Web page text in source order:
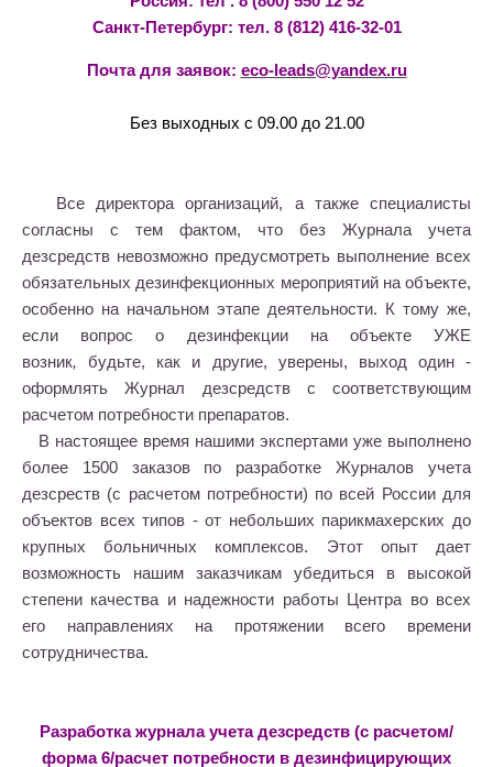
Санкт-Петербург: тел. 8 (812) 416-32-01
Почта для заявок: eco-leads@yandex.ru
Без выходных с 09.00 до 21.00
Все директора организаций, а также специалисты
согласны с тем фактом, что без Журнала учета
дезсредств невозможно предусмотреть выполнение всех
обязательных дезинфекционных мероприятий на объекте,
особенно на начальном этапе деятельности. К тому же,
если вопрос о дезинфекции на объекте УЖЕ
возник, будьте, как и другие, уверены, выход один -
оформлять Журнал дезсредств с соответствующим
расчетом потребности препаратов.
В настоящее время нашими экспертами уже выполнено
более 1500 заказов по разработке Журналов учета
дезсреств (с расчетом потребности) по всей России для
объектов всех типов - от небольших парикмахерских до
крупных больничных комплексов. Этот опыт дает
возможность нашим заказчикам убедиться в высокой
степени качества и надежности работы Центра во всех
его направлениях на протяжении всего времени
сотрудничества.
Разработка журнала учета дезсредств (с расчетом/
форма 6/расчет потребности в дезинфицирующих